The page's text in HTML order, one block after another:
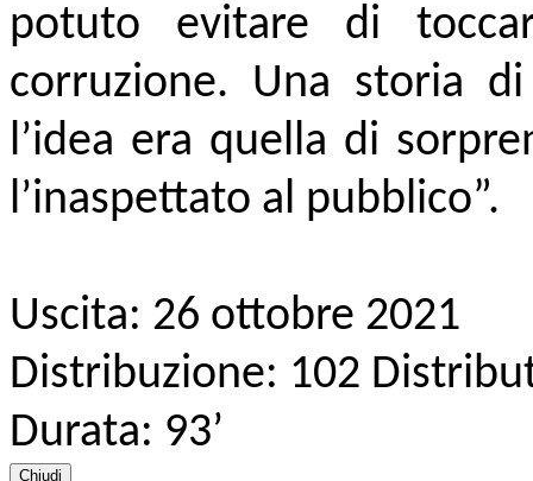
potuto evitare di
corruzione. Una storia
l’idea era quella di
l’inaspettato al pubblico”.
Uscita: 26 ottobre 2021
Distribuzione: 102
Durata: 93’
Chiudi